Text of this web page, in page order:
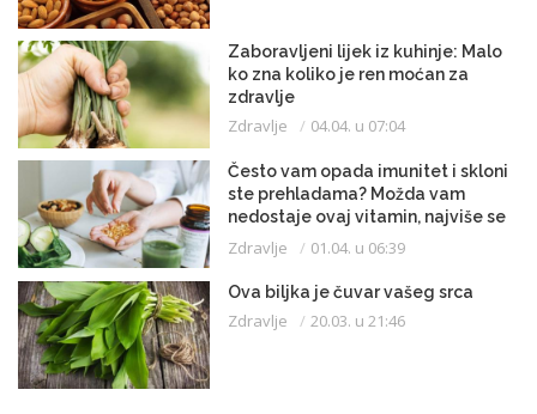
Zaboravljeni lijek iz kuhinje: Malo
ko zna koliko je ren moćan za
zdravlje
Zdravlje 04.04. u 07:04
Često vam opada imunitet i skloni
ste prehladama? Možda vam
nedostaje ovaj vitamin, najviše se
istroši zimi
Zdravlje 01.04. u 06:39
Ova biljka je čuvar vašeg srca
Zdravlje 20.03. u 21:46